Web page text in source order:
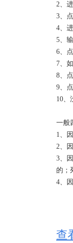
吊
1、
照
2、
行为
3、
法
用
1、
2、
3、
4、
5、
6、
2、
3、
4、
5、
6、
7、
8、
9、
10、
一般
1、
2、
3、
的；
4、
查